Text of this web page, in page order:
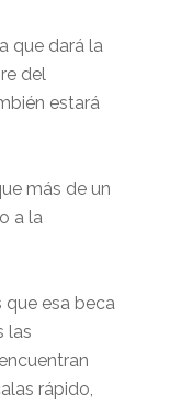
que dará la
del
estará
más de un
a la
que esa beca
las
rápido,